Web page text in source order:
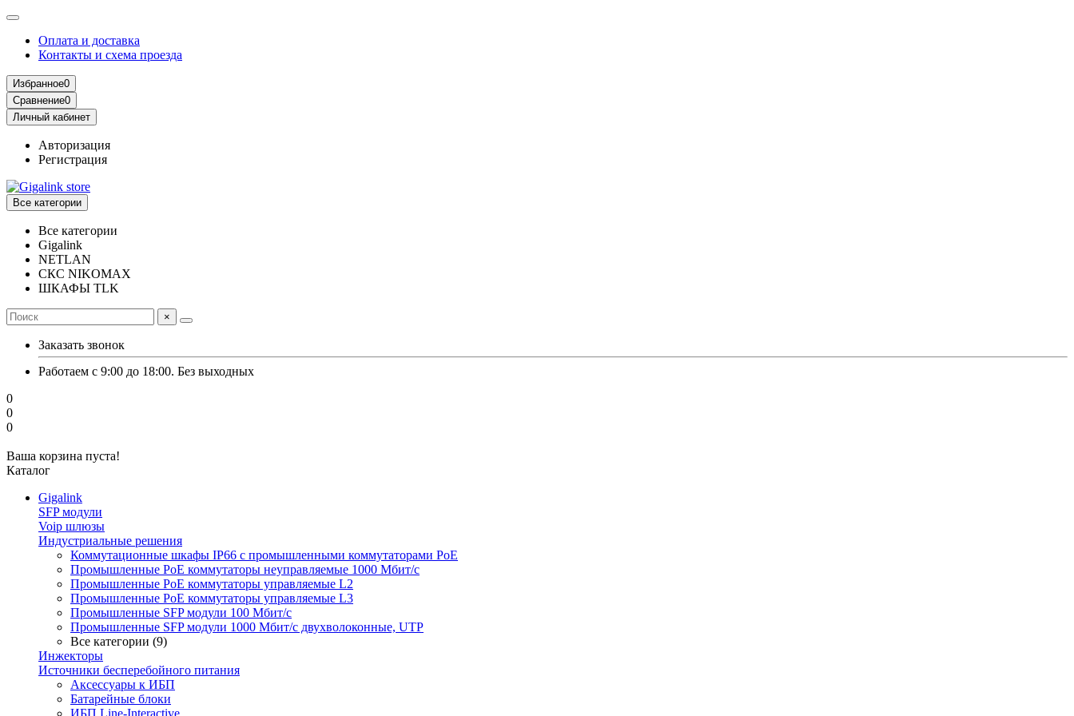
Оплата и доставка
Контакты и схема проезда
Избранное0
Сравнение0
Личный кабинет
Авторизация
Регистрация
Все категории
Все категории
Gigalink
NETLAN
СКС NIKOMAX
ШКАФЫ TLK
×
Заказать звонок
Работаем с 9:00 до 18:00. Без выходных
0
0
0
Ваша корзина пуста!
Каталог
Gigalink
SFP модули
Voip шлюзы
Индустриальные решения
Коммутационные шкафы IP66 c промышленными коммутаторами PoE
Промышленные PoE коммутаторы неуправляемые 1000 Мбит/с
Промышленные PoE коммутаторы управляемые L2
Промышленные PoE коммутаторы управляемые L3
Промышленные SFP модули 100 Мбит/c
Промышленные SFP модули 1000 Мбит/c двухволоконные, UTP
Все категории (9)
Инжекторы
Источники бесперебойного питания
Аксессуары к ИБП
Батарейные блоки
ИБП Line-Interactive